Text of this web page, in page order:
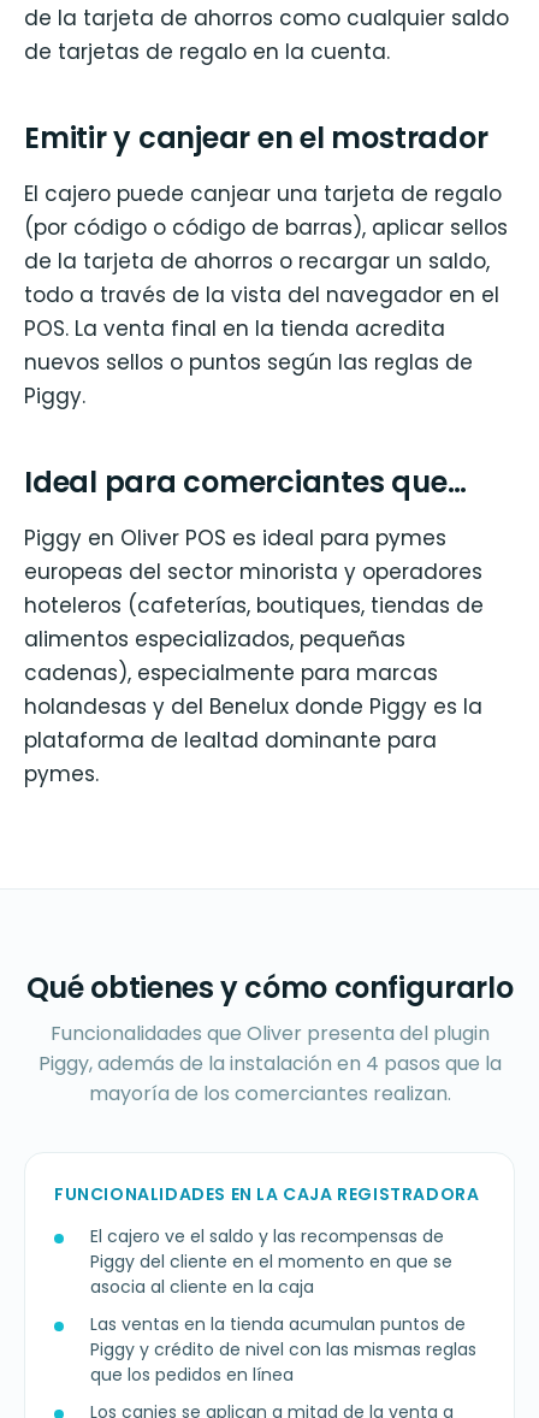
de la tarjeta de ahorros como cualquier saldo
de tarjetas de regalo en la cuenta.
Emitir y canjear en el mostrador
El cajero puede canjear una tarjeta de regalo
(por código o código de barras), aplicar sellos
de la tarjeta de ahorros o recargar un saldo,
todo a través de la vista del navegador en el
POS. La venta final en la tienda acredita
nuevos sellos o puntos según las reglas de
Piggy.
Ideal para comerciantes que…
Piggy en Oliver POS es ideal para pymes
europeas del sector minorista y operadores
hoteleros (cafeterías, boutiques, tiendas de
alimentos especializados, pequeñas
cadenas), especialmente para marcas
holandesas y del Benelux donde Piggy es la
plataforma de lealtad dominante para
pymes.
Qué obtienes y cómo configurarlo
Funcionalidades que Oliver presenta del plugin
Piggy, además de la instalación en 4 pasos que la
mayoría de los comerciantes realizan.
FUNCIONALIDADES EN LA CAJA REGISTRADORA
El cajero ve el saldo y las recompensas de
Piggy del cliente en el momento en que se
asocia al cliente en la caja
Las ventas en la tienda acumulan puntos de
Piggy y crédito de nivel con las mismas reglas
que los pedidos en línea
Los canjes se aplican a mitad de la venta a